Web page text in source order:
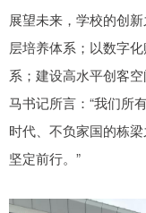
展望未来，学校的创
层培养体系；以数字
系；建设高水平创客
马书记所言：“我们所
时代、不负家国的栋
坚定前行。”